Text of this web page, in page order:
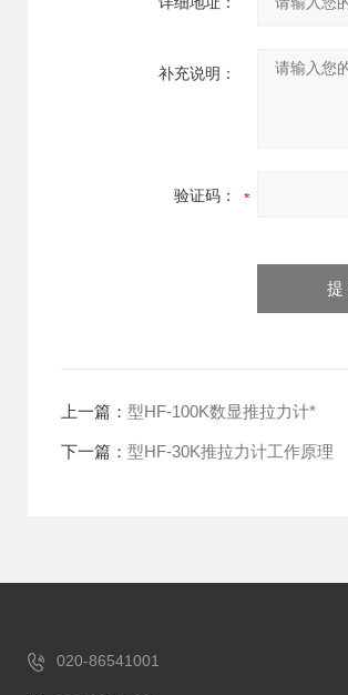
补充说明：
验证码：
上一篇： 型HF-100K数显推拉力计*
下一篇： 型HF-30K推拉力计工作原理
020-86541001